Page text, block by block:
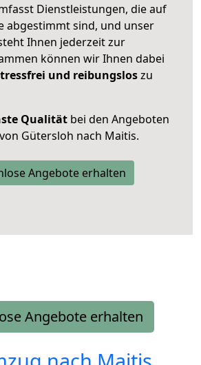
Dienstleistungen, die auf
abgestimmt sind, und unser
Ihnen jederzeit zur
können wir Ihnen dabei
und reibungsloszu
Qualität bei den Angeboten
Gütersloh nach Maitis.
Angebote erhalten
Angebote erhalten